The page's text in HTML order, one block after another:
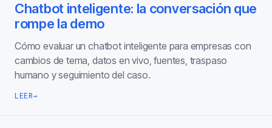
Chatbot inteligente: la conversación que
rompe la demo
Cómo evaluar un chatbot inteligente para empresas con
cambios de tema, datos en vivo, fuentes, traspaso
humano y seguimiento del caso.
LEER→